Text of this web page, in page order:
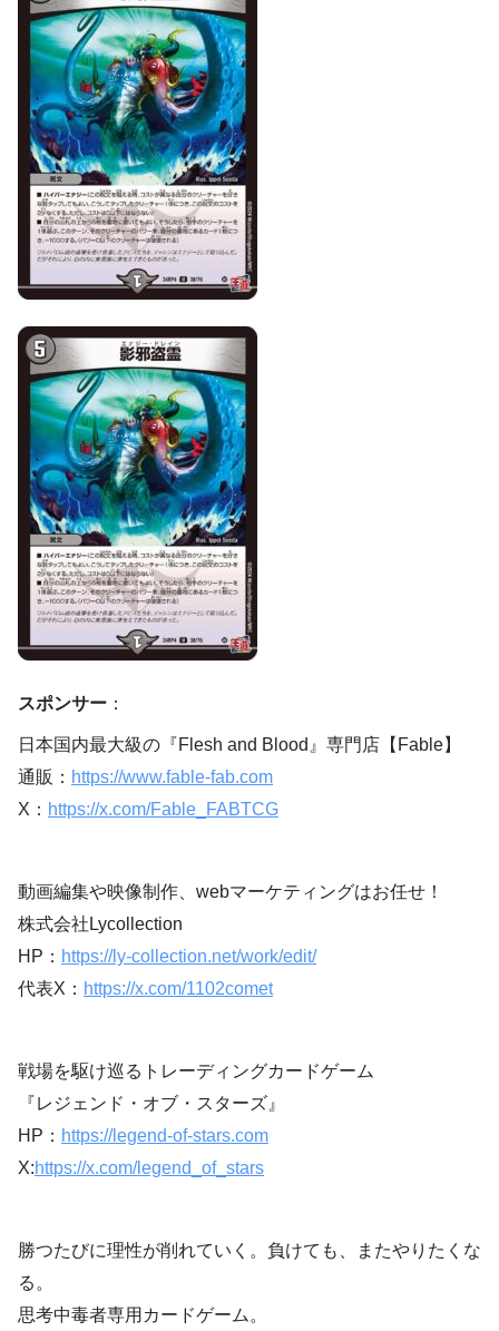
スポンサー ：
日本国内最大級の『Flesh and Blood』専門店【Fable】
通販： https://www.fable-fab.com
X： https://x.com/Fable_FABTCG
動画編集や映像制作、webマーケティングはお任せ！
株式会社Lycollection
HP： https://ly-collection.net/work/edit/
代表X： https://x.com/1102comet
戦場を駆け巡るトレーディングカードゲーム
『レジェンド・オブ・スターズ』
HP： https://legend-of-stars.com
X:https://x.com/legend_of_stars
勝つたびに理性が削れていく。負けても、またやりたくな
る。
思考中毒者専用カードゲーム。